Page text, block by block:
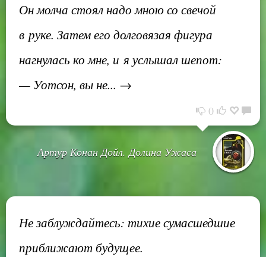
Он молча стоял надо мною со свечой
в руке. Затем его долговязая фигура
нагнулась ко мне, и я услышал шепот:
— Уотсон, вы не... →
0
Артур Конан Дойл. Долина Ужаса
Не заблуждайтесь: тихие сумасшедшие
приближают будущее.